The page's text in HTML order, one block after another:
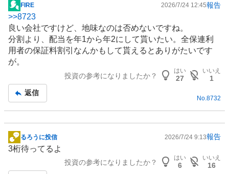
掲
示
板
記
事
FIRE 2026/7/24 12:45報告
>>8723
良い会社ですけど、地味なのは否めないですね。
分割より、配当を年1から年2にして貰いたい。全保連利
用者の保証料割引なんかもして貰えるとありがたいです
が。
投資の参考になりましたか？
はい
27
いいえ
1
返信
No. 8732
掲
示
るろうに投信 2026/7/24 9:13報告
3桁待ってるよ
投資の参考になりましたか？
はい
6
いいえ
16